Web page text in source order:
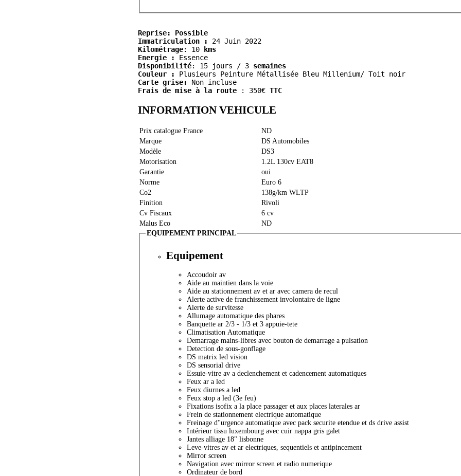
Reprise: Possible
Immatriculation :
Kilométrage: 10 kms
Energie :
Essence
Disponibilité: 15 jours / 3 semaines
Couleur :
Plusieurs Peinture Métallisée Bleu Millenium/ Toit noir
Carte grise:
Non incluse
Frais de mise à la route : 350€ TTC
INFORMATION VEHICULE
Prix catalogue France
ND
Marque
DS Automobiles
Modèle
DS3
Motorisation
1.2L 130cv EAT8
Garantie
oui
Norme
Euro 6
Co2
138g/km WLTP
Finition
Rivoli
Cv Fiscaux
6 cv
Malus Eco
ND
EQUIPEMENT PRINCIPAL
Equipement
Accoudoir av
Aide au maintien dans la voie
Aide au stationnement av et ar avec camera de recul
Alerte active de franchissement involontaire de ligne
Alerte de survitesse
Allumage automatique des phares
Banquette ar 2/3 - 1/3 et 3 appuie-tete
Climatisation Automatique
Demarrage mains-libres avec bouton de demarrage a pulsation
Detection de sous-gonflage
DS matrix led vision
DS sensorial drive
Essuie-vitre av a declenchement et cadencement automatiques
Feux ar a led
Feux diurnes a led
Feux stop a led (3e feu)
Fixations isofix a la place passager et aux places laterales ar
Frein de stationnement electrique automatique
Freinage d''urgence automatique avec pack securite etendue et ds drive assist
Intérieur tissu luxembourg avec cuir nappa gris galet
Jantes alliage 18" lisbonne
Leve-vitres av et ar electriques, sequentiels et antipincement
Mirror screen
Navigation avec mirror screen et radio numerique
Ordinateur de bord